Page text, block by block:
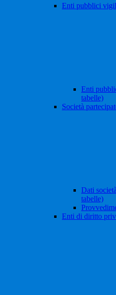
Enti pubblici
Enti
tabelle)
Società
Dati
tabelle)
Enti di diritto